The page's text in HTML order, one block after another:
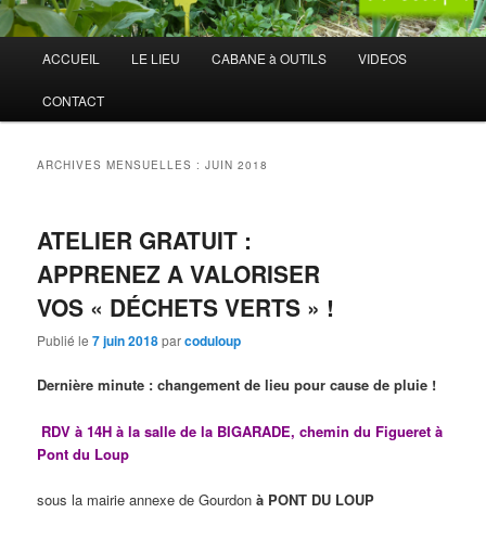
principal
ACCUEIL LE LIEU CABANE à OUTILS VIDEOS
CONTACT
ARCHIVES MENSUELLES :JUIN 2018
ATELIER GRATUIT :
APPRENEZ A VALORISER
VOS « DÉCHETS VERTS » !
Publié le7 juin 2018parcoduloup
Dernière minute : changement de lieupour cause de pluie !
RDV à 14Hà la salle de la BIGARADE, chemin du Figueret à
Pont du Loup
sous la mairie annexe de Gourdonà PONT DU LOUP